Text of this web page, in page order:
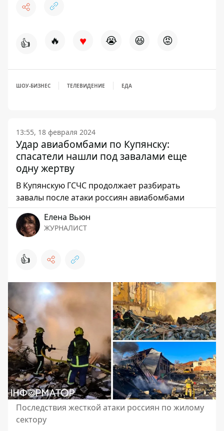
👍 🔥 ♥ 😭 😆 😡
ШОУ-БИЗНЕС ТЕЛЕВИДЕНИЕ ЕДА
13:55, 18 февраля 2024
Удар авиабомбами по Купянску:
спасатели нашли под завалами еще
одну жертву
В Купянскую ГСЧС продолжает разбирать
завалы после атаки россиян авиабомбами
Елена Вьюн
ЖУРНАЛИСТ
👍
Последствия жесткой атаки россиян по жилому
сектору